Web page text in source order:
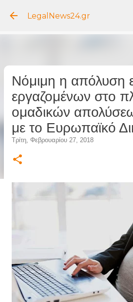
Μετάβαση στο κύριο
LegalNews24.gr
Νόμιμη η απόλυση
εργαζομένων στο
ομαδικών
με το Ευρωπαϊκό
Τρίτη, Φεβρουαρίου 27, 2018